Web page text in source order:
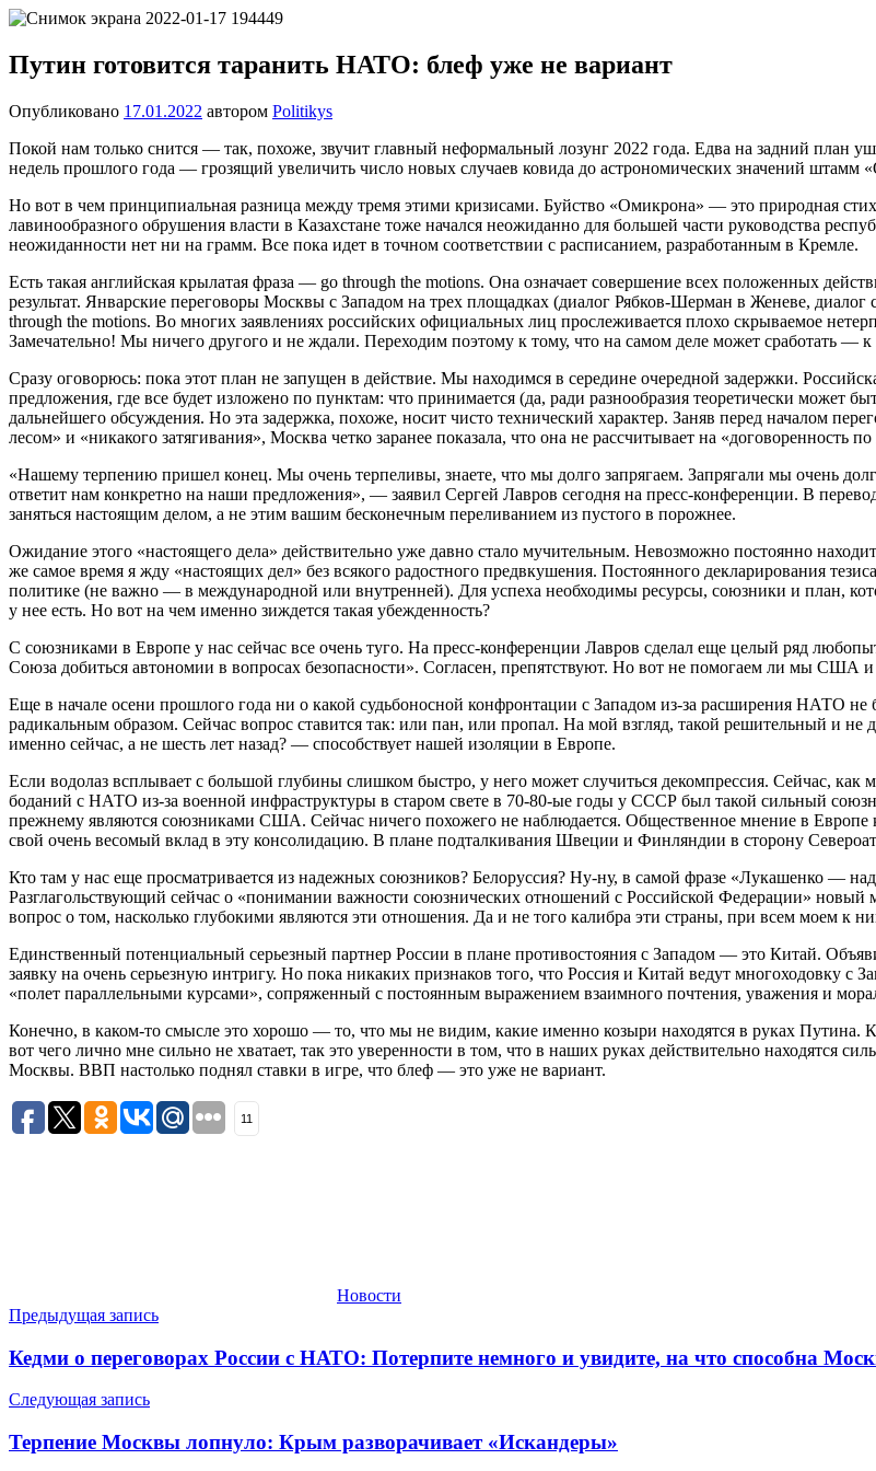
Перейти
содержимому
один
сайт
WordPress
Путин готовится таранить НАТО: блеф уже не вариант
Опубликовано 17.01.2022 автором Politikys
Покой нам только снится — так, похоже, звучит главный неформальный лозунг 2022 года. Едва на задний план
недель прошлого года — грозящий увеличить число новых случаев ковида до астрономических значений штамм
Но вот в чем принципиальная разница между тремя этими кризисами. Буйство «Омикрона» — это природная
лавинообразного обрушения власти в Казахстане тоже начался неожиданно для большей части руководства
неожиданности нет ни на грамм. Все пока идет в точном соответствии с расписанием, разработанным в Кремле.
Есть такая английская крылатая фраза — go through the motions. Она означает совершение всех положенных
результат. Январские переговоры Москвы с Западом на трех площадках (диалог Рябков-Шерман в Женеве,
through the motions. Во многих заявлениях российских официальных лиц прослеживается плохо скрываемое
Замечательно! Мы ничего другого и не ждали. Переходим поэтому к тому, что на самом деле может сработать —
Сразу оговорюсь: пока этот план не запущен в действие. Мы находимся в середине очередной задержки.
предложения, где все будет изложено по пунктам: что принимается (да, ради разнообразия теоретически может
дальнейшего обсуждения. Но эта задержка, похоже, носит чисто технический характер. Заняв перед началом
лесом» и «никакого затягивания», Москва четко заранее показала, что она не рассчитывает на «договоренность
«Нашему терпению пришел конец. Мы очень терпеливы, знаете, что мы долго запрягаем. Запрягали мы очень
ответит нам конкретно на наши предложения», — заявил Сергей Лавров сегодня на пресс-конференции. В
заняться настоящим делом, а не этим вашим бесконечным переливанием из пустого в порожнее.
Ожидание этого «настоящего дела» действительно уже давно стало мучительным. Невозможно постоянно
же самое время я жду «настоящих дел» без всякого радостного предвкушения. Постоянного декларирования
политике (не важно — в международной или внутренней). Для успеха необходимы ресурсы, союзники и план,
у нее есть. Но вот на чем именно зиждется такая убежденность?
С союзниками в Европе у нас сейчас все очень туго. На пресс-конференции Лавров сделал еще целый ряд
Союза добиться автономии в вопросах безопасности». Согласен, препятствуют. Но вот не помогаем ли мы
Еще в начале осени прошлого года ни о какой судьбоносной конфронтации с Западом из-за расширения НАТО
радикальным образом. Сейчас вопрос ставится так: или пан, или пропал. На мой взгляд, такой решительный и
именно сейчас, а не шесть лет назад? — способствует нашей изоляции в Европе.
Если водолаз всплывает с большой глубины слишком быстро, у него может случиться декомпрессия. Сейчас,
боданий с НАТО из-за военной инфраструктуры в старом свете в 70-80-ые годы у СССР был такой сильный
прежнему являются союзниками США. Сейчас ничего похожего не наблюдается. Общественное мнение в
свой очень весомый вклад в эту консолидацию. В плане подталкивания Швеции и Финляндии в сторону
Кто там у нас еще просматривается из надежных союзников? Белоруссия? Ну-ну, в самой фразе «Лукашенко —
Разглагольствующий сейчас о «понимании важности союзнических отношений с Российской Федерации»
вопрос о том, насколько глубокими являются эти отношения. Да и не того калибра эти страны, при всем моем к
Единственный потенциальный серьезный партнер России в плане противостояния с Западом — это Китай.
заявку на очень серьезную интригу. Но пока никаких признаков того, что Россия и Китай ведут многоходовку с
«полет параллельными курсами», сопряженный с постоянным выражением взаимного почтения, уважения и
Конечно, в каком-то смысле это хорошо — то, что мы не видим, какие именно козыри находятся в руках
вот чего лично мне сильно не хватает, так это уверенности в том, что в наших руках действительно находятся
Москвы. ВВП настолько поднял ставки в игре, что блеф — это уже не вариант.
11
Новости
Навигация
по
записям
Предыдущая запись
Кедми о переговорах России с НАТО: Потерпите немного и увидите, на что способна
Следующая запись
Терпение Москвы лопнуло: Крым разворачивает «Искандеры»